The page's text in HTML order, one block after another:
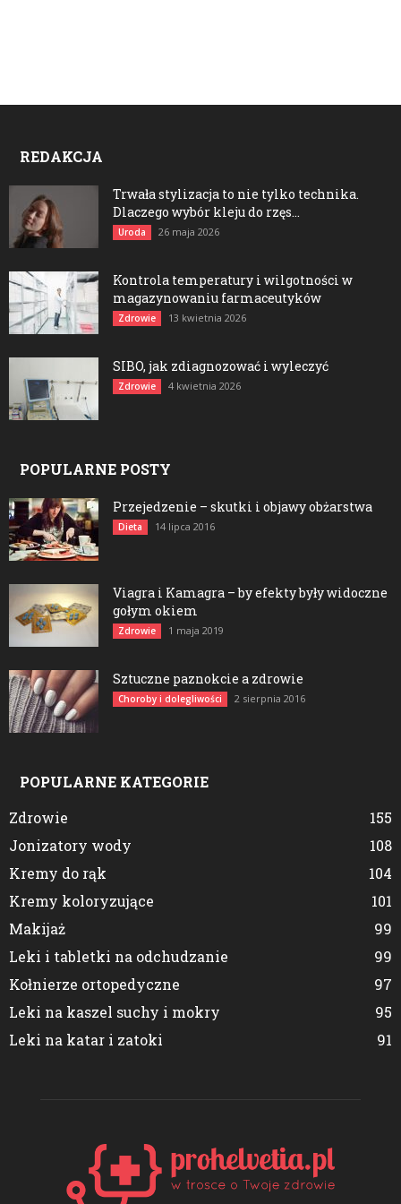
REDAKCJA
Trwała stylizacja to nie tylko technika.
Dlaczego wybór kleju do rzęs...
Uroda 26 maja 2026
Kontrola temperatury i wilgotności w
magazynowaniu farmaceutyków
Zdrowie 13 kwietnia 2026
SIBO, jak zdiagnozować i wyleczyć
Zdrowie 4 kwietnia 2026
POPULARNE POSTY
Przejedzenie – skutki i objawy obżarstwa
Dieta 14 lipca 2016
Viagra i Kamagra – by efekty były widoczne
gołym okiem
Zdrowie 1 maja 2019
Sztuczne paznokcie a zdrowie
Choroby i dolegliwości 2 sierpnia 2016
POPULARNE KATEGORIE
Zdrowie
155
Jonizatory wody
108
Kremy do rąk
104
Kremy koloryzujące
101
Makijaż
99
Leki i tabletki na odchudzanie
99
Kołnierze ortopedyczne
97
Leki na kaszel suchy i mokry
95
Leki na katar i zatoki
91